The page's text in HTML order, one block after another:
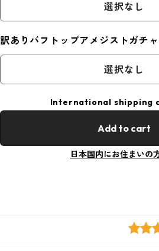
選択なし
訳ありバフトップアメジストガチャ
選択なし
International shipping
Add to cart
日本国内にお住まいの